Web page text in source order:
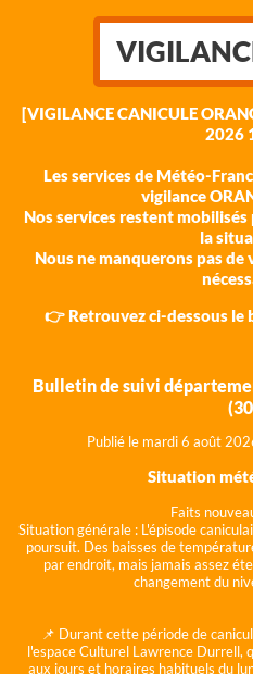
[VIGILANCE CANICULE
2026
Les services de Météo-
vigilance
Nos services restent
la
Nous ne manquerons pas
👉 Retrouvez ci-dessous le
Bulletin de suivi
Publié le mardi 6 août 202
Situation
Faits
Situation générale : L'épisode
poursuit. Des baisses de
par endroit, mais jamais assez
changement du
📌 Durant cette période de
l'espace Culturel Lawrence Durrell,
aux jours et horaires habituels du